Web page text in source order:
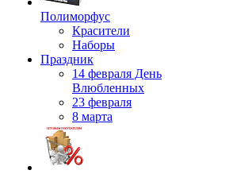
Полиморфус
Красители
Наборы
Праздник
14 февраля День
Влюбленных
23 февраля
8 марта